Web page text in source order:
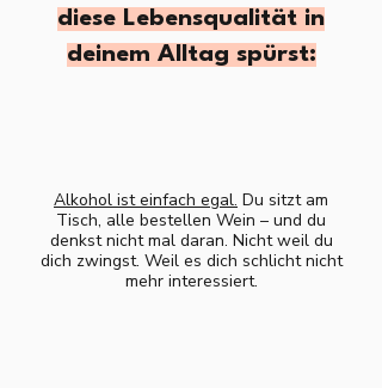
diese Lebensqualität in
deinem Alltag spürst:
Alkohol ist einfach egal. Du sitzt am
Tisch, alle bestellen Wein – und du
denkst nicht mal daran. Nicht weil du
dich zwingst. Weil es dich schlicht nicht
mehr interessiert.